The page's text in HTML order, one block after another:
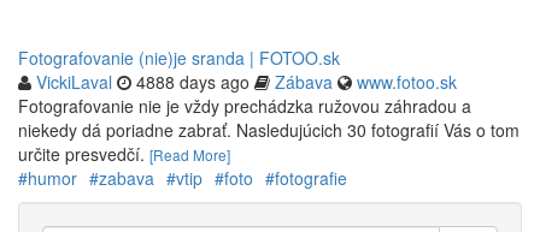
Fotografovanie (nie)je sranda | FOTOO.sk
VickiLaval
4888 days ago Zábava
www.fotoo.sk
Fotografovanie nie je vždy prechádzka ružovou záhradou a
niekedy dá poriadne zabrať. Nasledujúcich 30 fotografií Vás o tom
určite presvedčí. [Read More]
#humor #zabava #vtip #foto #fotografie